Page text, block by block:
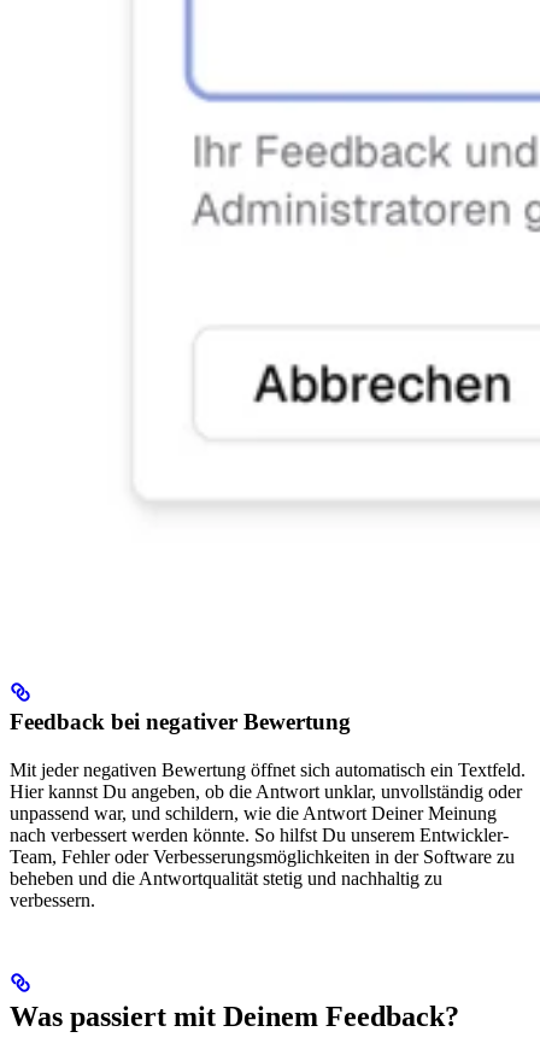
Feedback bei negativer Bewertung
Mit jeder negativen Bewertung öffnet sich automatisch ein Textfeld.
Hier kannst Du angeben, ob die Antwort unklar, unvollständig oder
unpassend war, und schildern, wie die Antwort Deiner Meinung
nach verbessert werden könnte. So hilfst Du unserem Entwickler-
Team, Fehler oder Verbesserungsmöglichkeiten in der Software zu
beheben und die Antwortqualität stetig und nachhaltig zu
verbessern.
Was passiert mit Deinem Feedback?